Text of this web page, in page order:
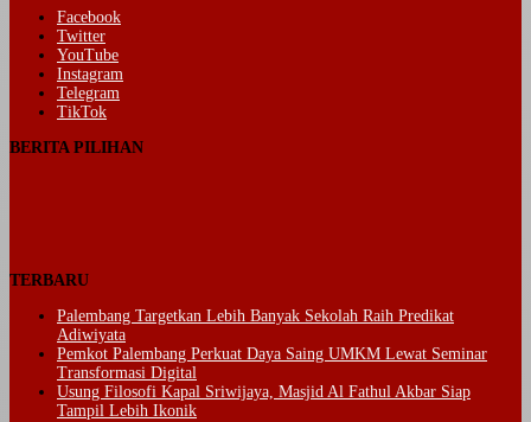
Facebook
Twitter
YouTube
Instagram
Telegram
TikTok
BERITA PILIHAN
TERBARU
Palembang Targetkan Lebih Banyak Sekolah Raih Predikat
Adiwiyata
Pemkot Palembang Perkuat Daya Saing UMKM Lewat Seminar
Transformasi Digital
Usung Filosofi Kapal Sriwijaya, Masjid Al Fathul Akbar Siap
Tampil Lebih Ikonik